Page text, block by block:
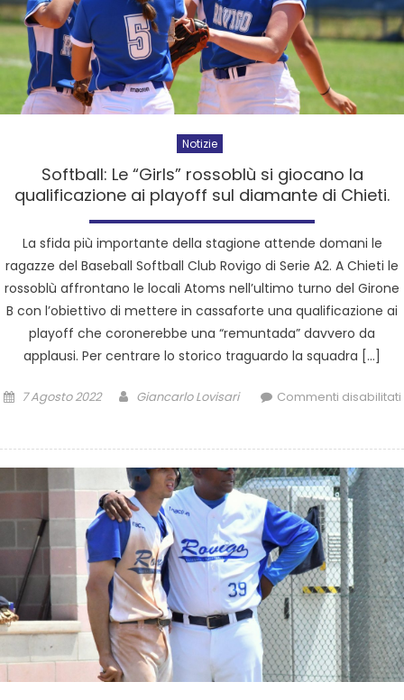
Notizie
Softball: Le “Girls” rossoblù si giocano la
qualificazione ai playoff sul diamante di Chieti.
La sfida più importante della stagione attende domani le
ragazze del Baseball Softball Club Rovigo di Serie A2. A Chieti le
rossoblù affrontano le locali Atoms nell’ultimo turno del Girone
B con l’obiettivo di mettere in cassaforte una qualificazione ai
playoff che coronerebbe una “remuntada” davvero da
applausi. Per centrare lo storico traguardo la squadra […]
7 Agosto 2022 Giancarlo Lovisari Commenti disabilitati